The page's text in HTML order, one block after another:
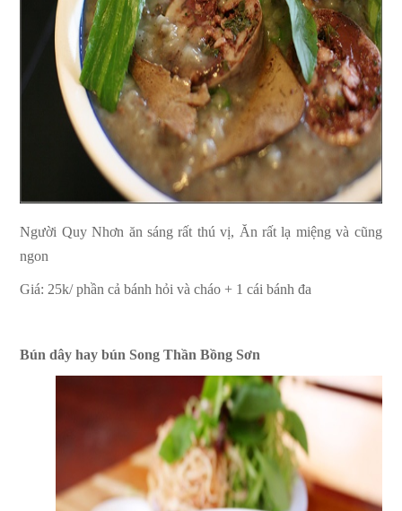
Người Quy Nhơn ăn sáng rất thú vị, Ăn rất lạ miệng và cũng
ngon
Giá: 25k/ phần cả bánh hỏi và cháo + 1 cái bánh đa
Bún dây hay bún Song Thần Bồng Sơn